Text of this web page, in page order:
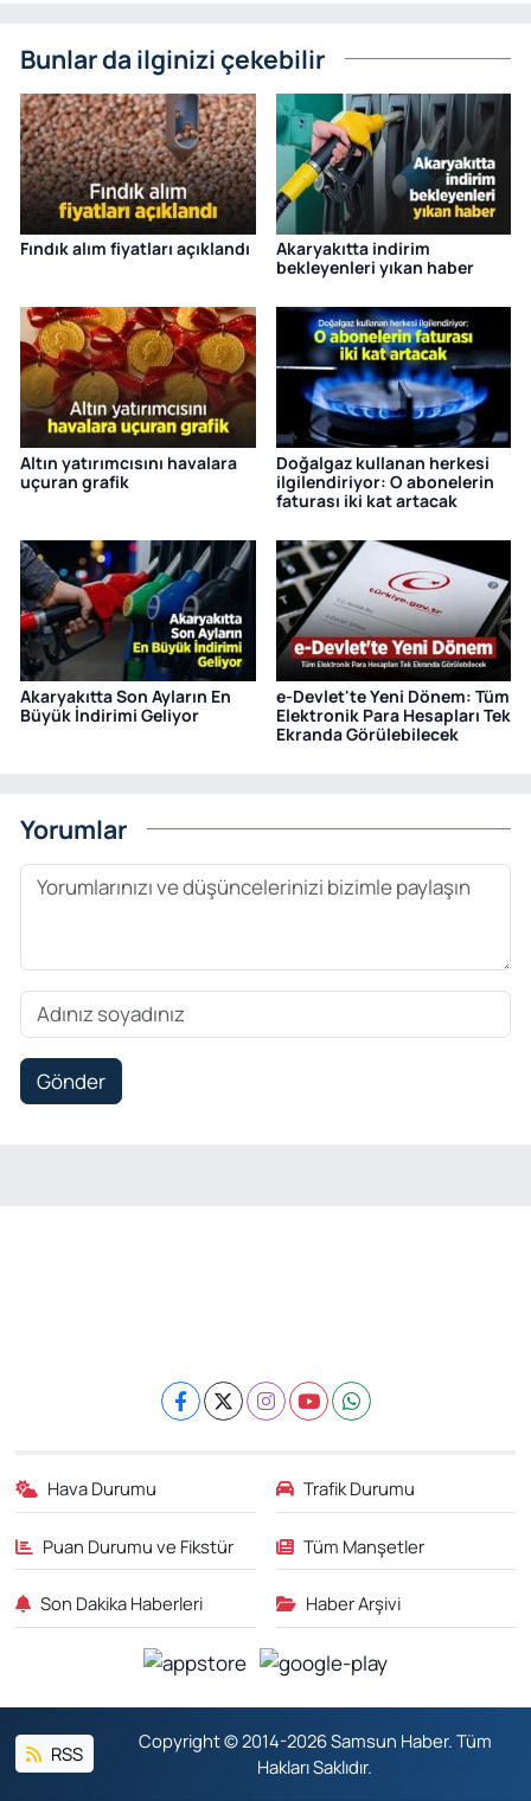
Bunlar da ilginizi çekebilir
Fındık alım fiyatları açıklandı
Akaryakıtta indirim
bekleyenleri yıkan haber
Altın yatırımcısını havalara
uçuran grafik
Doğalgaz kullanan herkesi
ilgilendiriyor: O abonelerin
faturası iki kat artacak
Akaryakıtta Son Ayların En
Büyük İndirimi Geliyor
e-Devlet'te Yeni Dönem: Tüm
Elektronik Para Hesapları Tek
Ekranda Görülebilecek
Yorumlar
Gönder
Hava Durumu Trafik Durumu
Puan Durumu ve Fikstür Tüm Manşetler
Son Dakika Haberleri Haber Arşivi
RSS
Copyright © 2014-2026 Samsun Haber. Tüm
Hakları Saklıdır.